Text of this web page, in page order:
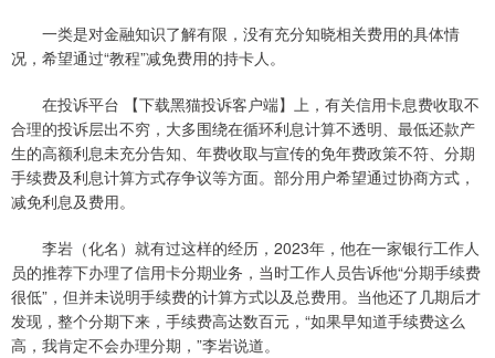
一类是对金融知识了解有限，没有充分知晓相关费用的具体情
况，希望通过“教程”减免费用的持卡人。
在投诉平台 【下载黑猫投诉客户端】上，有关信用卡息费收取不
合理的投诉层出不穷，大多围绕在循环利息计算不透明、最低还款产
生的高额利息未充分告知、年费收取与宣传的免年费政策不符、分期
手续费及利息计算方式存争议等方面。部分用户希望通过协商方式，
减免利息及费用。
李岩（化名）就有过这样的经历，2023年，他在一家银行工作人
员的推荐下办理了信用卡分期业务，当时工作人员告诉他“分期手续费
很低”，但并未说明手续费的计算方式以及总费用。当他还了几期后才
发现，整个分期下来，手续费高达数百元，“如果早知道手续费这么
高，我肯定不会办理分期，”李岩说道。